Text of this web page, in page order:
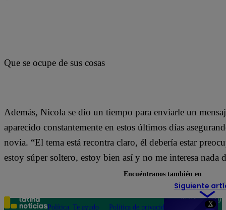
X
Que se ocupe de sus cosas
Además, Nicola se dio un tiempo para enviarle un
aparecido constantemente en estos últimos días
novia. “El tema está recontra claro, él debería estar
estoy súper soltero, estoy bien así y no me interesa nada
Siguiente
Encuéntranos también en
Política Te ayudo Política de privacidad
Teléfono: 219